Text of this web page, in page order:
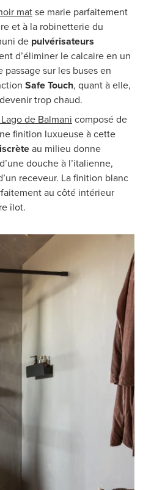
matse marie parfaitement
et à la robinetterie du
de pulvérisateurs
d’éliminer le calcaire en un
sur les buses en
Safe Touch, quant à elle,
trop chaud.
de Balmani composé de
finition luxueuse à cette
au milieu donne
douche à l’italienne,
receveur. La finition blanc
au côté intérieur
îlot.